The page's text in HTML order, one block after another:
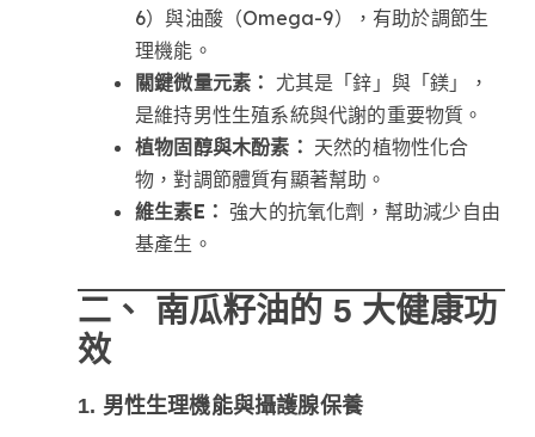
6）與油酸（Omega-9），有助於調節生
理機能。
關鍵微量元素： 尤其是「鋅」與「鎂」，
是維持男性生殖系統與代謝的重要物質。
植物固醇與木酚素： 天然的植物性化合
物，對調節體質有顯著幫助。
維生素E： 強大的抗氧化劑，幫助減少自由
基產生。
二、 南瓜籽油的 5 大健康功
效
1. 男性生理機能與攝護腺保養